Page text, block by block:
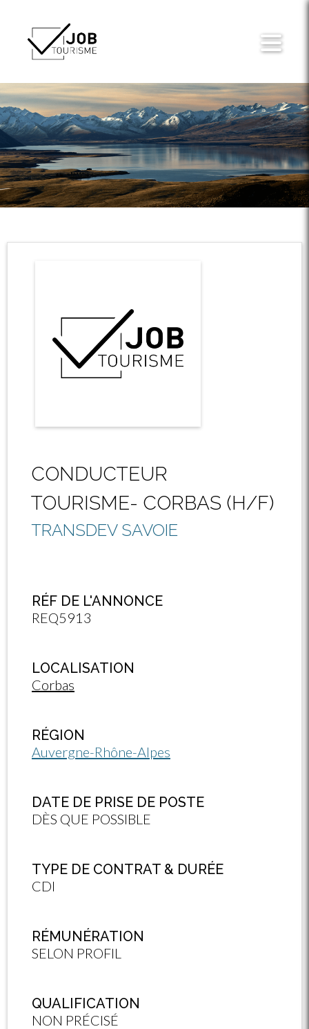
CONDUCTEUR
TOURISME- CORBAS (H/F)
TRANSDEV SAVOIE
RÉF DE L'ANNONCE
REQ5913
LOCALISATION
Corbas
RÉGION
Auvergne-Rhône-Alpes
DATE DE PRISE DE POSTE
DÈS QUE POSSIBLE
TYPE DE CONTRAT & DURÉE
CDI
RÉMUNÉRATION
SELON PROFIL
QUALIFICATION
NON PRÉCISÉ